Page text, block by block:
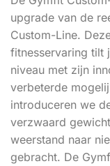
upgrade van de
Custom-Line.
fitnesservaring tilt
niveau met zijn
verbeterde
introduceren we
verzwaard
weerstand naar
gebracht. De